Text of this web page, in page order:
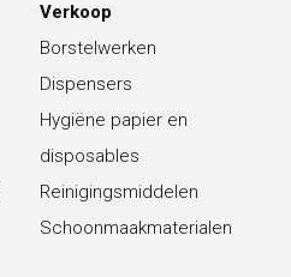
Verkoop
Borstelwerken
Dispensers
Hygiëne papier en
disposables
Reinigingsmiddelen
Schoonmaakmaterialen